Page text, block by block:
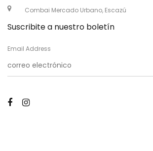
Combai Mercado Urbano, Escazú
Suscribite a nuestro boletín
Email Address